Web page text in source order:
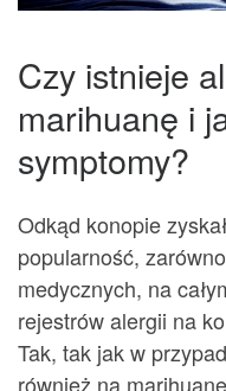
Czy istnieje
marihuanę i
symptomy?
Odkąd konopie
popularność,
medycznych, na
rejestrów alergii na
Tak, tak jak w
również na